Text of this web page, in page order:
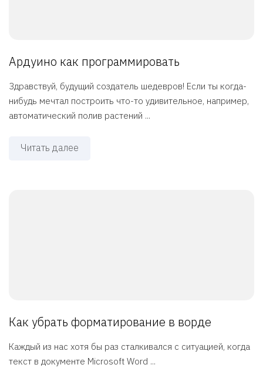
Ардуино как программировать
Здравствуй, будущий создатель шедевров! Если ты когда-
нибудь мечтал построить что-то удивительное, например,
автоматический полив растений ...
Читать далее
Как убрать форматирование в ворде
Каждый из нас хотя бы раз сталкивался с ситуацией, когда
текст в документе Microsoft Word ...